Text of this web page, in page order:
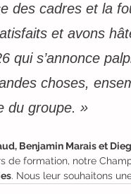
des cadres et la
et avons
qui s’annonce
choses,
du groupe. »
Benjamin Marais et
de formation, notre
. Nous leur souhaitons